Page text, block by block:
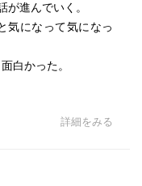
させられた、重層的
進んでいく。
気になって気になっ
白かった。
詳細をみる